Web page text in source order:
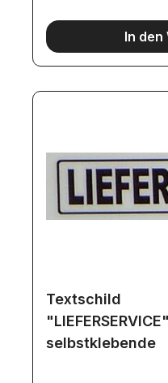
In den
Textschild
selbstklebende